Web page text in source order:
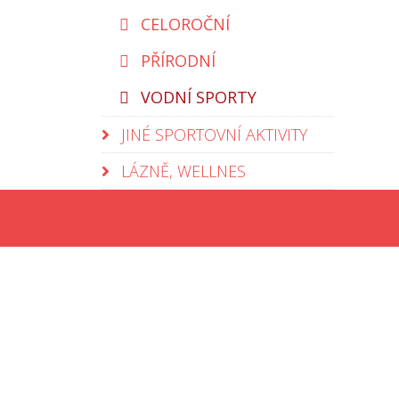
CELOROČNÍ
PŘÍRODNÍ
VODNÍ SPORTY
JINÉ SPORTOVNÍ AKTIVITY
LÁZNĚ, WELLNES